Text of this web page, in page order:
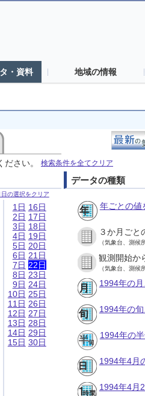
・資料 地域の情報
さい。 検索条件を全てクリア
日の選択をクリア
1日
2日
3日
4日
5日
6日
7日
8日
9日
10日
11日
12日
13日
14日
15日
16日
17日
18日
19日
20日
21日
22日
23日
24日
25日
26日
27日
28日
29日
30日
データの種類
年ごとの値
３か月ごと
（気象台、測候
観測開始か
（気象台、測候
1994年の
1994年の
1994年の
1994年4月
1994年4月